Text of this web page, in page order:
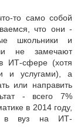
то само собой
что они -
школьники и
не замечают
ИТ-сфере (хотя
и услугами), а
или направить
- всего 7%
в 2014 году,
в вуз на ИТ-